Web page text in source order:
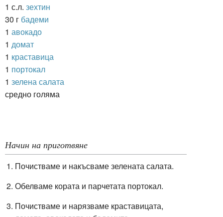
1 с.л. зехтин
30 г бадеми
1 авокадо
1 домат
1 краставица
1 портокал
1 зелена салата
средно голяма
Начин на приготвяне
Почистваме и накъсваме зелената салата.
Обелваме кората и парчетата портокал.
Почистваме и нарязваме краставицата,